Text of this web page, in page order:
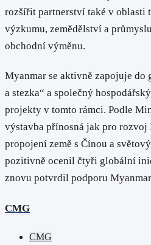
rozšířit partnerství také v oblasti
výzkumu, zemědělství a
obchodní výměnu.
Myanmar se aktivně zapojuje
a stezka“ a společný
projekty v tomto rámci. Podle
výstavba přínosná jak pro rozvoj
propojení země s Čínou a
pozitivně ocenil čtyři globální
znovu potvrdil podporu
CMG
CMG